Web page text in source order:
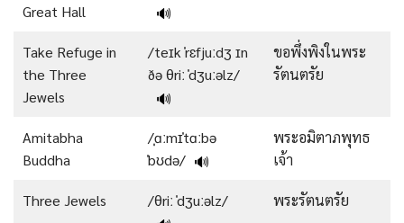
Great Hall
🔊
Take Refuge in
the Three
Jewels
/teɪk ˈrɛfjuːdʒ ɪn
ðə θriː ˈdʒuːəlz/
🔊
ขอพึ่งพิงในพระ
รัตนตรัย
Amitabha
Buddha
/ˌɑːmɪˈtɑːbə
ˈbʊdə/ 🔊
พระอมิตาภพุทธ
เจ้า
Three Jewels
/θriː ˈdʒuːəlz/
พระรัตนตรัย